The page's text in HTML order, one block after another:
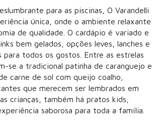
para as piscinas, O Varandelli
única, onde o ambiente relaxante
de qualidade. O cardápio é variado e
bem gelados, opções leves, lanches e
todos os gostos. Entre as estrelas
se a tradicional patinha de caranguejo e
carne de sol com queijo coalho,
que merecem ser lembrados em
crianças, também há pratos kids,
saborosa para toda a família.